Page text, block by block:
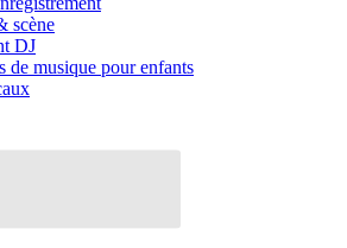
scène
DJ
de musique pour enfants